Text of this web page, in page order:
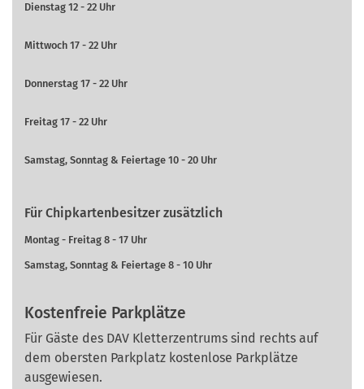
Dienstag 12 - 22 Uhr
Mittwoch 17 - 22 Uhr
Donnerstag 17 - 22 Uhr
Freitag 17 - 22 Uhr
Samstag, Sonntag & Feiertage 10 - 20 Uhr
Für Chipkartenbesitzer zusätzlich
Montag - Freitag 8 - 17 Uhr
Samstag, Sonntag & Feiertage 8 - 10 Uhr
Kostenfreie Parkplätze
Für Gäste des DAV Kletterzentrums sind rechts auf
dem obersten Parkplatz kostenlose Parkplätze
ausgewiesen.